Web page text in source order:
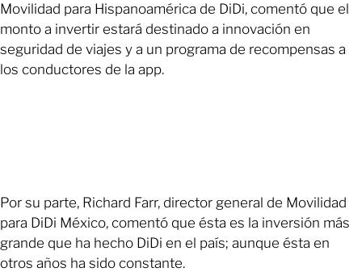
Movilidad para Hispanoamérica de DiDi, comentó que el
monto a invertir estará destinado a innovación en
seguridad de viajes y a un programa de recompensas a
los conductores de la app.
Por su parte, Richard Farr, director general de Movilidad
para DiDi México, comentó que ésta es la inversión más
grande que ha hecho DiDi en el país; aunque ésta en
otros años ha sido constante.